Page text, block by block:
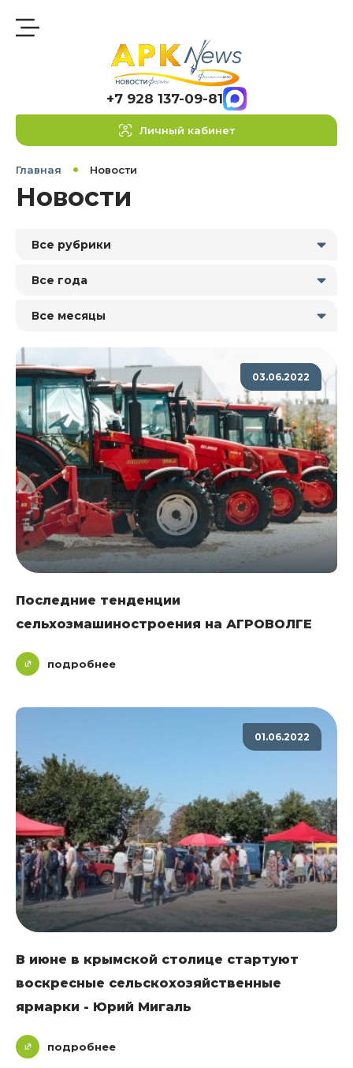
+7 928 137-09-81
Личный кабинет
Главная Новости
Новости
Все рубрики
Все года
Все месяцы
03.06.2022
Последние тенденции
сельхозмашиностроения на АГРОВОЛГЕ
подробнее
01.06.2022
В июне в крымской столице стартуют
воскресные сельскохозяйственные
ярмарки - Юрий Мигаль
подробнее